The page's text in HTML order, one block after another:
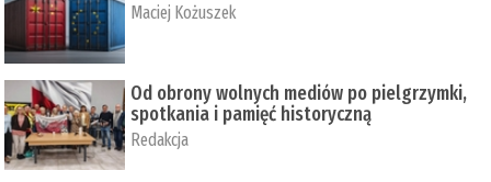
Maciej Kożuszek
Od obrony wolnych mediów po pielgrzymki,
spotkania i pamięć historyczną
Redakcja